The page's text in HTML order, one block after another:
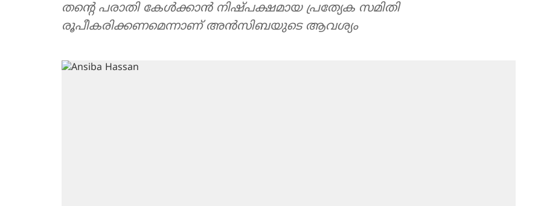
തന്റെ പരാതി കേള്‍ക്കാന്‍ നിഷ്പക്ഷമായ പ്രത്യേക സമിതി
രൂപീകരിക്കണമെന്നാണ് അന്‍സിബയുടെ ആവശ്യം